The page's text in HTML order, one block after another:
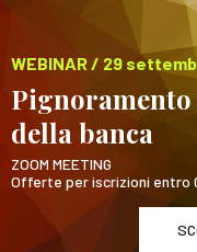
WEBINAR / 29
della banca
ZOOM MEETING
Offerte per iscrizioni entro